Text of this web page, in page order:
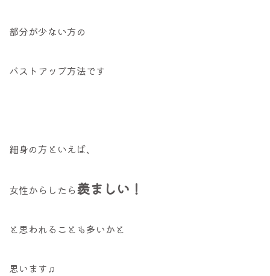
部分が少ない方の
バストアップ方法です
細身の方といえば、
女性からしたら羨ましい！
と思われることも多いかと
思います♫